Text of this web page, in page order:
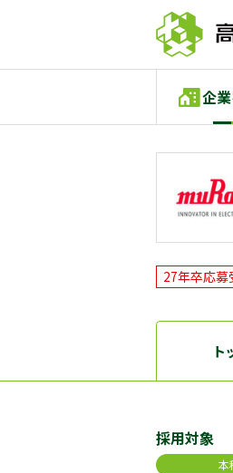
企
27年卒応募
ト
採用対象
本